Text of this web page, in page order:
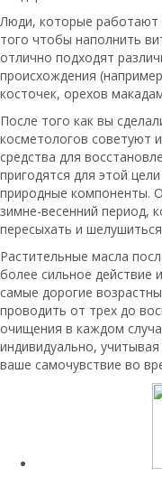
Люди, которые работают
того чтобы наполнить
отлично подходят
происхождения
косточек, орехов
После того как вы
косметологов советуют
средства для
пригодятся для этой
природные компоненты.
зимне-весенний период,
пересыхать и
Растительные масла
более сильное действие
самые дорогие
проводить от трех до
очищения в каждом
индивидуально,
ваше самочувствие во